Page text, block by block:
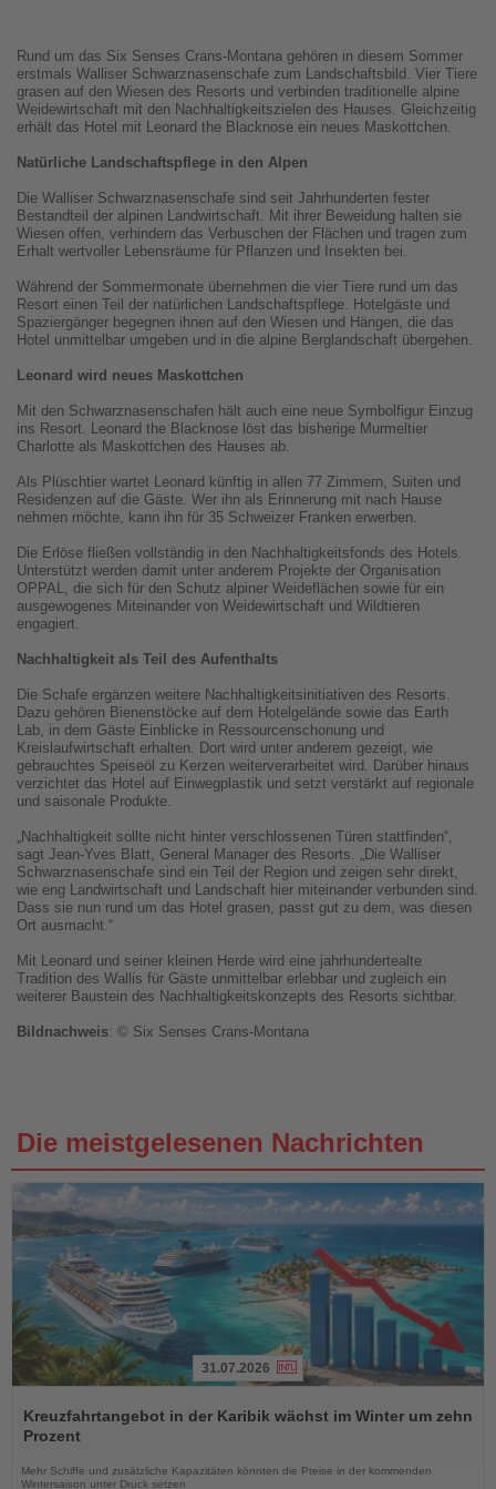
Rund um das Six Senses Crans-Montana gehören in diesem Sommer
erstmals Walliser Schwarznasenschafe zum Landschaftsbild. Vier Tiere
grasen auf den Wiesen des Resorts und verbinden traditionelle alpine
Weidewirtschaft mit den Nachhaltigkeitszielen des Hauses. Gleichzeitig
erhält das Hotel mit Leonard the Blacknose ein neues Maskottchen.
Natürliche Landschaftspflege in den Alpen
Die Walliser Schwarznasenschafe sind seit Jahrhunderten fester
Bestandteil der alpinen Landwirtschaft. Mit ihrer Beweidung halten sie
Wiesen offen, verhindern das Verbuschen der Flächen und tragen zum
Erhalt wertvoller Lebensräume für Pflanzen und Insekten bei.
Während der Sommermonate übernehmen die vier Tiere rund um das
Resort einen Teil der natürlichen Landschaftspflege. Hotelgäste und
Spaziergänger begegnen ihnen auf den Wiesen und Hängen, die das
Hotel unmittelbar umgeben und in die alpine Berglandschaft übergehen.
Leonard wird neues Maskottchen
Mit den Schwarznasenschafen hält auch eine neue Symbolfigur Einzug
ins Resort. Leonard the Blacknose löst das bisherige Murmeltier
Charlotte als Maskottchen des Hauses ab.
Als Plüschtier wartet Leonard künftig in allen 77 Zimmern, Suiten und
Residenzen auf die Gäste. Wer ihn als Erinnerung mit nach Hause
nehmen möchte, kann ihn für 35 Schweizer Franken erwerben.
Die Erlöse fließen vollständig in den Nachhaltigkeitsfonds des Hotels.
Unterstützt werden damit unter anderem Projekte der Organisation
OPPAL, die sich für den Schutz alpiner Weideflächen sowie für ein
ausgewogenes Miteinander von Weidewirtschaft und Wildtieren
engagiert.
Nachhaltigkeit als Teil des Aufenthalts
Die Schafe ergänzen weitere Nachhaltigkeitsinitiativen des Resorts.
Dazu gehören Bienenstöcke auf dem Hotelgelände sowie das Earth
Lab, in dem Gäste Einblicke in Ressourcenschonung und
Kreislaufwirtschaft erhalten. Dort wird unter anderem gezeigt, wie
gebrauchtes Speiseöl zu Kerzen weiterverarbeitet wird. Darüber hinaus
verzichtet das Hotel auf Einwegplastik und setzt verstärkt auf regionale
und saisonale Produkte.
„Nachhaltigkeit sollte nicht hinter verschlossenen Türen stattfinden“,
sagt Jean-Yves Blatt, General Manager des Resorts. „Die Walliser
Schwarznasenschafe sind ein Teil der Region und zeigen sehr direkt,
wie eng Landwirtschaft und Landschaft hier miteinander verbunden sind.
Dass sie nun rund um das Hotel grasen, passt gut zu dem, was diesen
Ort ausmacht.“
Mit Leonard und seiner kleinen Herde wird eine jahrhundertealte
Tradition des Wallis für Gäste unmittelbar erlebbar und zugleich ein
weiterer Baustein des Nachhaltigkeitskonzepts des Resorts sichtbar.
Bildnachweis: © Six Senses Crans-Montana
Die meistgelesenen Nachrichten
Sie
die
31.07.2026
Kreuzfahrtangebot in der Karibik wächst im Winter um zehn
Prozent
Mehr Schiffe und zusätzliche Kapazitäten könnten die Preise in der kommenden
Wintersaison unter Druck setzen